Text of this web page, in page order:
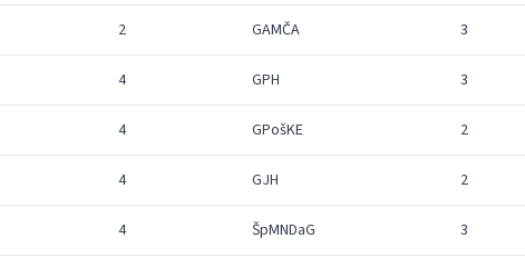
2 GAMČA 3
4 GPH 3
4 GPošKE 2
4 GJH 2
4 ŠpMNDaG 3